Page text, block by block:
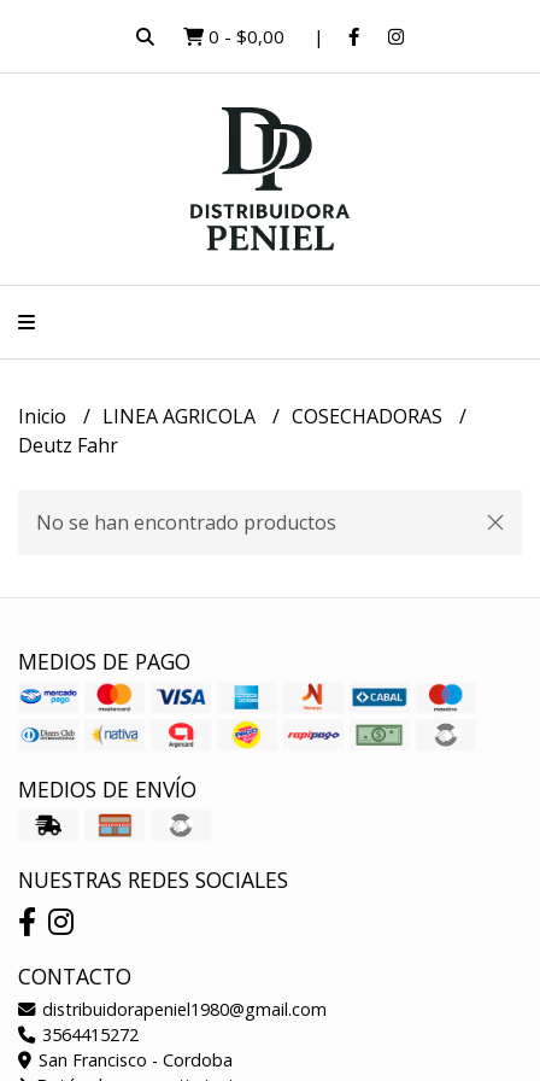
0 - $0,00
Inicio LINEA AGRICOLA
COSECHADORAS
Deutz Fahr
No se han encontrado productos
MEDIOS DE PAGO
MEDIOS DE ENVÍO
NUESTRAS REDES SOCIALES
CONTACTO
distribuidorapeniel1980@gmail.com
3564415272
San Francisco - Cordoba